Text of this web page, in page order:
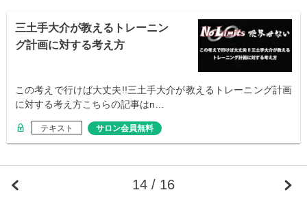
三土手大介が教えるトレーニン
グ計画に対する考え方
この考えで行けば大丈夫!!三土手大介が教えるトレーニング計画
に対する考え方こちらの記事はn…
テキスト サロン会員無料
14 / 16